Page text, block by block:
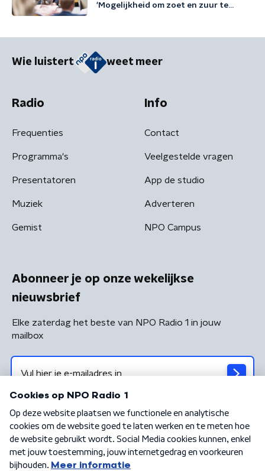
'Mogelijkheid om zoet en zuur te
Wie luistert weet meer
Radio
Frequenties
Programma's
Presentatoren
Muziek
Gemist
Info
Contact
Veelgestelde vragen
App de studio
Adverteren
NPO Campus
Abonneer je op onze wekelijkse
nieuwsbrief
Elke zaterdag het beste van NPO Radio 1 in jouw
mailbox
Algemene voorwaarden